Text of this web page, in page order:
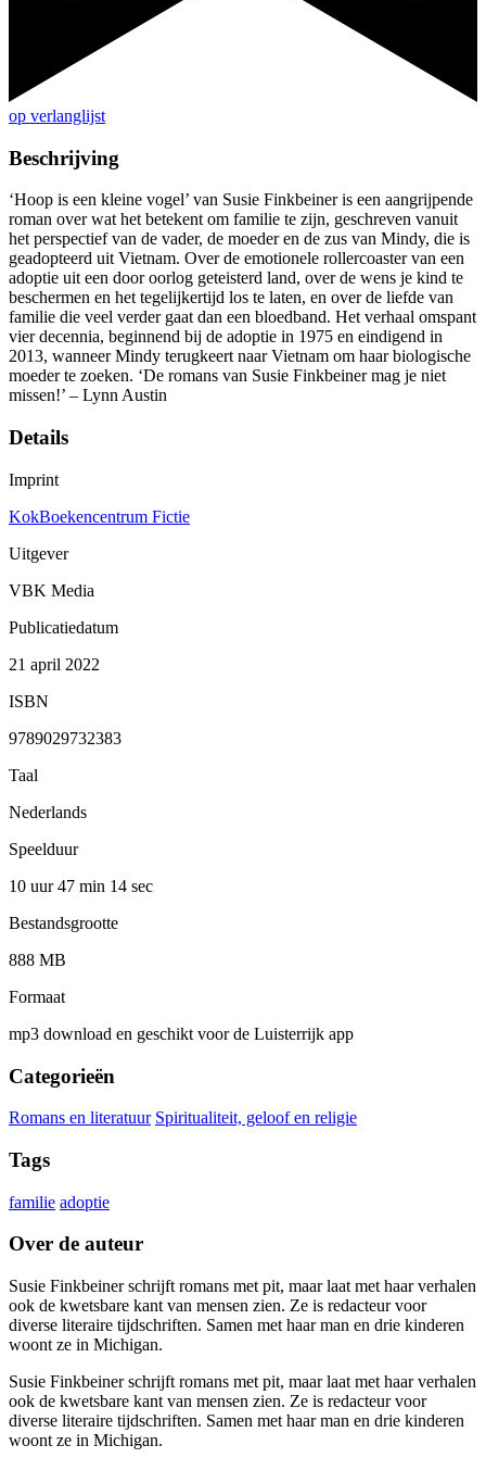
op verlanglijst
Beschrijving
‘Hoop is een kleine vogel’ van Susie Finkbeiner is een aangrijpende
roman over wat het betekent om familie te zijn, geschreven vanuit
het perspectief van de vader, de moeder en de zus van Mindy, die is
geadopteerd uit Vietnam. Over de emotionele rollercoaster van een
adoptie uit een door oorlog geteisterd land, over de wens je kind te
beschermen en het tegelijkertijd los te laten, en over de liefde van
familie die veel verder gaat dan een bloedband. Het verhaal omspant
vier decennia, beginnend bij de adoptie in 1975 en eindigend in
2013, wanneer Mindy terugkeert naar Vietnam om haar biologische
moeder te zoeken. ‘De romans van Susie Finkbeiner mag je niet
missen!’ – Lynn Austin
Details
Imprint
KokBoekencentrum Fictie
Uitgever
VBK Media
Publicatiedatum
21 april 2022
ISBN
9789029732383
Taal
Nederlands
Speelduur
10 uur 47 min 14 sec
Bestandsgrootte
888 MB
Formaat
mp3 download en geschikt voor de Luisterrijk app
Categorieën
Romans en literatuur Spiritualiteit, geloof en religie
Tags
familie adoptie
Over de auteur
Susie Finkbeiner schrijft romans met pit, maar laat met haar verhalen
ook de kwetsbare kant van mensen zien. Ze is redacteur voor
diverse literaire tijdschriften. Samen met haar man en drie kinderen
woont ze in Michigan.
Susie Finkbeiner schrijft romans met pit, maar laat met haar verhalen
ook de kwetsbare kant van mensen zien. Ze is redacteur voor
diverse literaire tijdschriften. Samen met haar man en drie kinderen
woont ze in Michigan.